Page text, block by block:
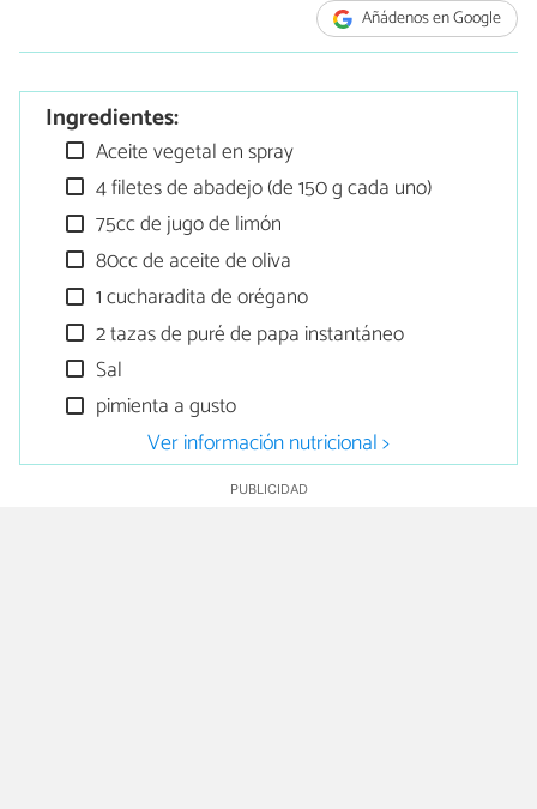
Añádenos en Google
Ingredientes:
Aceite vegetal en spray
4 filetes de abadejo (de 150 g cada uno)
75cc de jugo de limón
80cc de aceite de oliva
1 cucharadita de orégano
2 tazas de puré de papa instantáneo
Sal
pimienta a gusto
Ver información nutricional >